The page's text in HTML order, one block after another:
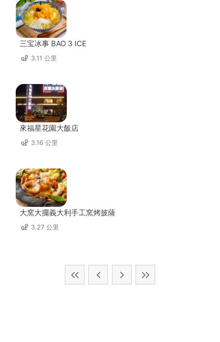
三宝冰事 BAO 3 ICE
3.11 公里
來福星花園大飯店
3.16 公里
大窯大擺義大利手工窯烤披薩
3.27 公里